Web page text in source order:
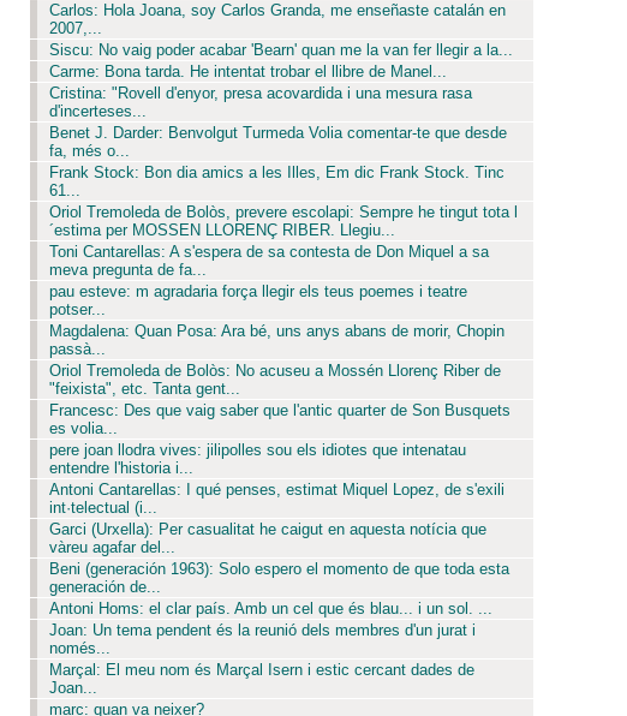
Carlos: Hola Joana, soy Carlos Granda, me enseñaste catalán en
2007,...
Siscu: No vaig poder acabar 'Bearn' quan me la van fer llegir a la...
Carme: Bona tarda. He intentat trobar el llibre de Manel...
Cristina: "Rovell d'enyor, presa acovardida i una mesura rasa
d'incerteses...
Benet J. Darder: Benvolgut Turmeda Volia comentar-te que desde
fa, més o...
Frank Stock: Bon dia amics a les Illes, Em dic Frank Stock. Tinc
61...
Oriol Tremoleda de Bolòs, prevere escolapi: Sempre he tingut tota l
´estima per MOSSEN LLORENÇ RIBER. Llegiu...
Toni Cantarellas: A s'espera de sa contesta de Don Miquel a sa
meva pregunta de fa...
pau esteve: m agradaria força llegir els teus poemes i teatre
potser...
Magdalena: Quan Posa: Ara bé, uns anys abans de morir, Chopin
passà...
Oriol Tremoleda de Bolòs: No acuseu a Mossén Llorenç Riber de
"feixista", etc. Tanta gent...
Francesc: Des que vaig saber que l'antic quarter de Son Busquets
es volia...
pere joan llodra vives: jilipolles sou els idiotes que intenatau
entendre l'historia i...
Antoni Cantarellas: I qué penses, estimat Miquel Lopez, de s'exili
int·telectual (i...
Garci (Urxella): Per casualitat he caigut en aquesta notícia que
vàreu agafar del...
Beni (generación 1963): Solo espero el momento de que toda esta
generación de...
Antoni Homs: el clar país. Amb un cel que és blau... i un sol. ...
Joan: Un tema pendent és la reunió dels membres d'un jurat i
només...
Marçal: El meu nom és Marçal Isern i estic cercant dades de
Joan...
marc: quan va neixer?